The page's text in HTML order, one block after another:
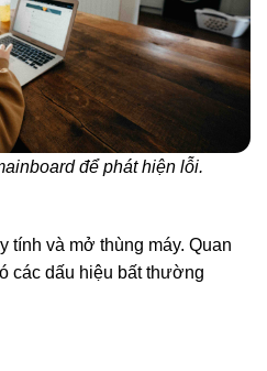
để phát hiện lỗi.
tính và mở thùng máy. Quan
các dấu hiệu bất thường